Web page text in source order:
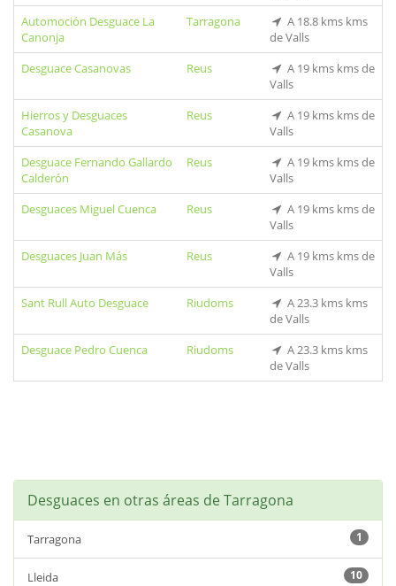
Automoción Desguace La
Canonja
Tarragona
A 18.8 kms kms
de Valls
Desguace Casanovas
Reus
A 19 kms kms de
Valls
Hierros y Desguaces
Casanova
Reus
A 19 kms kms de
Valls
Desguace Fernando Gallardo
Calderón
Reus
A 19 kms kms de
Valls
Desguaces Miguel Cuenca
Reus
A 19 kms kms de
Valls
Desguaces Juan Más
Reus
A 19 kms kms de
Valls
Sant Rull Auto Desguace
Riudoms
A 23.3 kms kms
de Valls
Desguace Pedro Cuenca
Riudoms
A 23.3 kms kms
de Valls
Desguaces en otras áreas de Tarragona
Tarragona 1
Lleida 10